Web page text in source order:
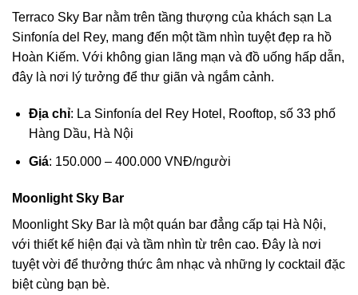
Terraco Sky Bar nằm trên tầng thượng của khách sạn La
Sinfonía del Rey, mang đến một tầm nhìn tuyệt đẹp ra hồ
Hoàn Kiếm. Với không gian lãng mạn và đồ uống hấp dẫn,
đây là nơi lý tưởng để thư giãn và ngắm cảnh.
Địa chỉ: La Sinfonía del Rey Hotel, Rooftop, số 33 phố
Hàng Dầu, Hà Nội
Giá: 150.000 – 400.000 VNĐ/người
Moonlight Sky Bar
Moonlight Sky Bar là một quán bar đẳng cấp tại Hà Nội,
với thiết kế hiện đại và tầm nhìn từ trên cao. Đây là nơi
tuyệt vời để thưởng thức âm nhạc và những ly cocktail đặc
biệt cùng bạn bè.